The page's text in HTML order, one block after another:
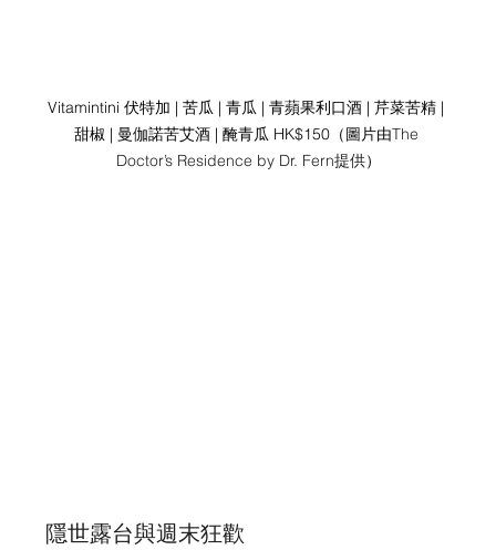
Vitamintini 伏特加 | 苦瓜 | 青瓜 | 青蘋果利口酒 | 芹菜苦精 |
甜椒 | 曼伽諾苦艾酒 | 醃青瓜 HK$150（圖片由The
Doctor’s Residence by Dr. Fern提供）
隱世露台與週末狂歡